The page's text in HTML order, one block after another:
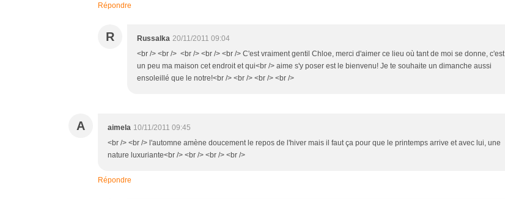
Répondre
R Russalka 20/11/2011 09:04
<br /> <br /> <br /> <br /> <br /> C'est vraiment gentil Chloe, merci d'aimer ce lieu où tant de moi se donne, c'est
un peu ma maison cet endroit et qui<br /> aime s'y poser est le bienvenu! Je te souhaite un dimanche aussi
ensoleillé que le notre!<br /> <br /> <br /> <br />
A aimela 10/11/2011 09:45
<br /> <br /> l'automne amène doucement le repos de l'hiver mais il faut ça pour que le printemps arrive et avec lui, une
nature luxuriante<br /> <br /> <br /> <br />
Répondre